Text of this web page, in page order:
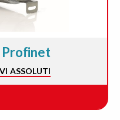
ASSOLUTI